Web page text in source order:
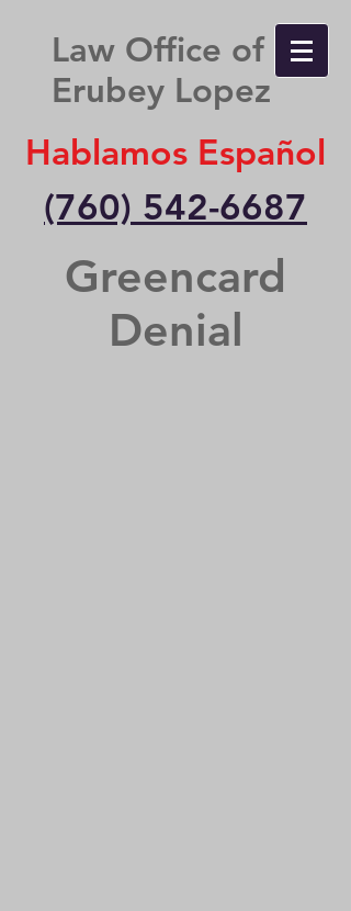
Law Office of
Erubey Lopez
Hablamos Español
(760) 542-6687
Greencard
Denial